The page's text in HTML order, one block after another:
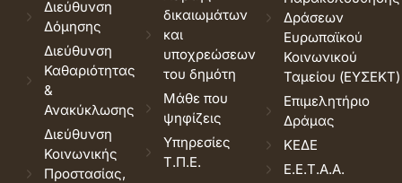
Διεύθυνση
Δόμησης
Διεύθυνση
Καθαριότητας
&
Ανακύκλωσης
Διεύθυνση
Κοινωνικής
Προστασίας,
δικαιωμάτων
και
υποχρεώσεων
του δημότη
Μάθε που
ψηφίζεις
Υπηρεσίες
Τ.Π.Ε.
Δράσεων
Ευρωπαϊκού
Κοινωνικού
Ταμείου (ΕΥΣΕΚΤ)
Επιμελητήριο
Δράμας
ΚΕΔΕ
Ε.Ε.Τ.Α.Α.